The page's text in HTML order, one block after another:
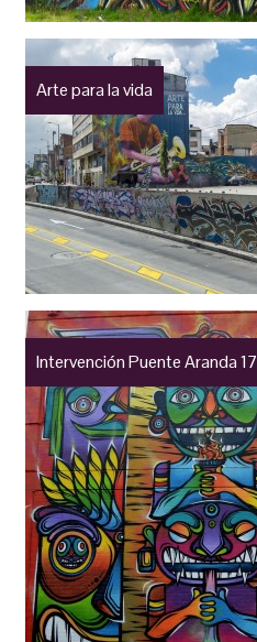
Arte para la vida
Intervención Puente Aranda 17